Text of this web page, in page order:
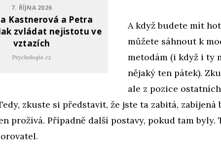
7. ŘÍJNA 2026
Kastnerová a Petra
zvládat nejistotu ve
vztazích
Psychologie.cz
A když budete mít
můžete sáhnout k
metodám (i když i ty
nějaký ten pátek).
ale z pozice
zkuste si představit, že jste ta zabitá, zabíjená
prožívá. Případně další postavy, pokud tam byly.